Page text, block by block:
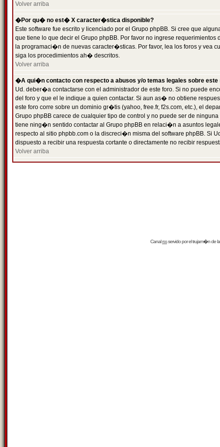
Volver arriba
�Por qu� no est� X caracter�stica disponible?
Este software fue escrito y licenciado por el Grupo phpBB. Si cree que
que tiene lo que decir el Grupo phpBB. Por favor no ingrese
la programaci�n de nuevas caracter�sticas. Por favor, lea los foros y vea
siga los procedimientos ah� descritos.
Volver arriba
�A qui�n contacto con respecto a abusos y/o temas legales sobre este
Ud. deber�a contactarse con el administrador de este foro. Si no puede
del foro y que el le indique a quien contactar. Si aun as� no obtiene
este foro corre sobre un dominio gr�tis (yahoo, free.fr, f2s.com, etc.), el
Grupo phpBB carece de cualquier tipo de control y no puede ser de
tiene ning�n sentido contactar al Grupo phpBB en relaci�n a asuntos
respecto al sitio phpbb.com o la discreci�n misma del software phpBB. Si
dispuesto a recibir una respuesta cortante o directamente no recibir
Volver arriba
Canalrssservido por eltrujam�nde